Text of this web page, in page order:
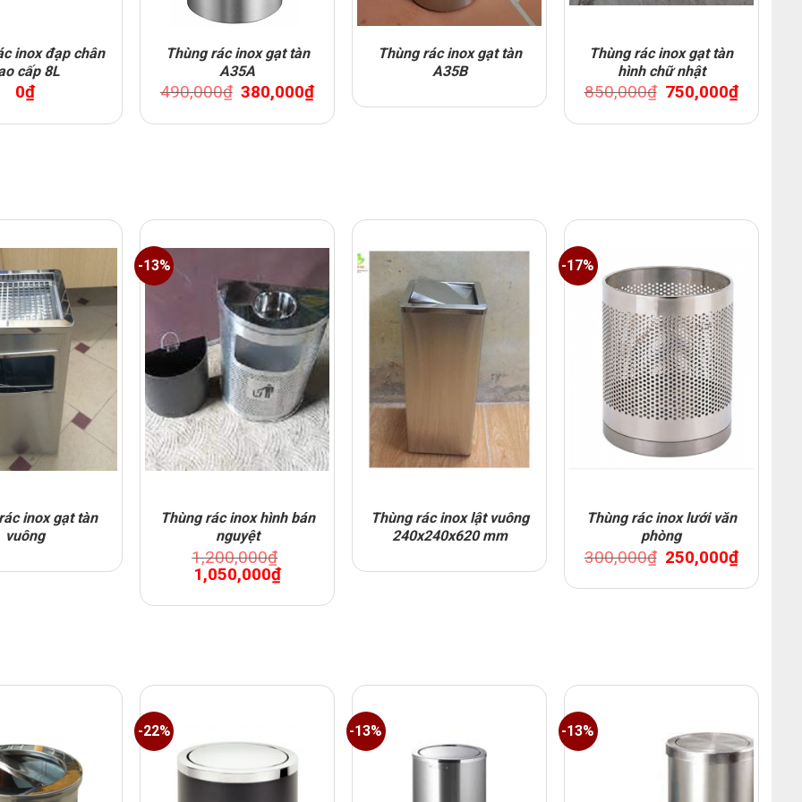
inox đạp chân
cấp 8L
0₫
Thùng rác inox gạt tàn
A35A
490,000₫ Original
price
490,000₫.
380,000₫Current
380,000₫.
Thùng rác inox gạt tàn
A35B
Thùng rác inox gạt tàn
hình chữ nhật
850,000₫
Original
price
850,000₫.
750,000₫Current
750,000₫.
inox gạt tàn
vuông
-13%
Thùng rác inox hình bán
nguyệt
1,200,000₫
Original
price
1,200,000₫.
1,050,000₫Current
1,050,000₫.
Thùng rác inox lật vuông
240x240x620 mm
-17%
Thùng rác inox lưới văn
phòng
300,000₫
Original
price
300,000₫.
250,000₫Current
250,000₫.
-22% -13% -13%